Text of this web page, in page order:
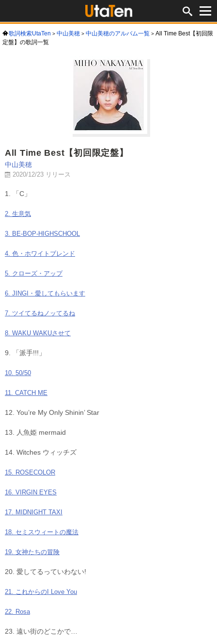
歌詞検索UtaTen 中山美穂 中山美穂のアルバム一覧
All Time Best【初回限
定盤】の歌詞一覧
All Time Best【初回限定盤】
中山美穂
2020/12/23 リリース
1. 「C」
2. 生意気
3. BE-BOP-HIGHSCHOOL
4. 色・ホワイトブレンド
5. クローズ・アップ
6. JINGI・愛してもらいます
7. ツイてるねノッてるね
8. WAKU WAKUさせて
9. 「派手!!!」
10. 50/50
11. CATCH ME
12. You’re My Only Shinin’ Star
13. 人魚姫 mermaid
14. Witches ウィッチズ
15. ROSECOLOR
16. VIRGIN EYES
17. MIDNIGHT TAXI
18. セミスウィートの魔法
19. 女神たちの冒険
20. 愛してるっていわない!
21. これからのI Love You
22. Rosa
23. 遠い街のどこかで…